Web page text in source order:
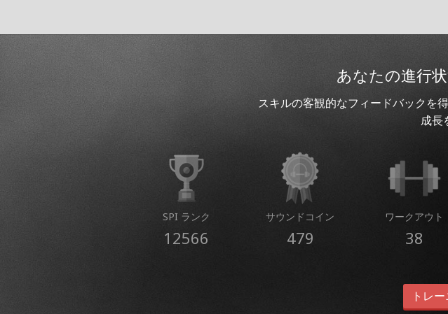
あなたの進行
スキルの客観的なフィードバックを
成長
SPI ランク
12566
サウンドコイン
479
ワークアウト
38
トレ